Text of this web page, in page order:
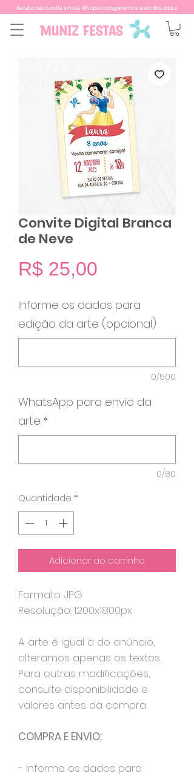
Receba seu convite em até 48h após o pagamento e envio dos dados
Convite Digital Branca
de Neve
R$ 25,00
Informe os dados para
edição da arte (opcional)
0/500
WhatsApp para envio da
arte *
0/80
Quantidade *
Adicionar ao carrinho
Formato: JPG
Resolução: 1200x1800px
A arte é igual à do anúncio,
alteramos apenas os textos.
Para outras modificações,
consulte disponibilidade e
valores antes da compra.
COMPRA E ENVIO:
- Informe os dados para